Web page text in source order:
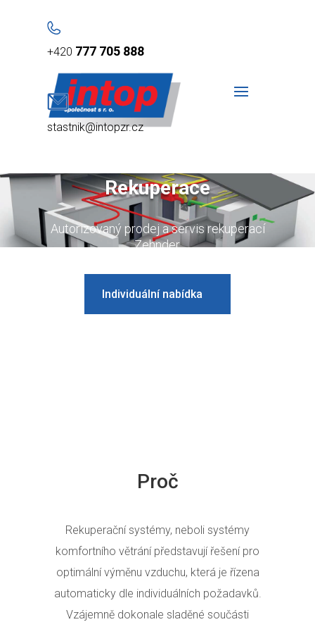
+420 777 705 888
stastnik@intopzr.cz
Rekuperace
Autorizovaný prodej a servis rekuperací
Zehnder.
Individuální nabídka
Proč
Rekuperační systémy, neboli systémy
komfortního větrání představují řešení pro
optimální výměnu vzduchu, která je řízena
automaticky dle individuálních požadavků.
Vzájemně dokonale sladěné součásti